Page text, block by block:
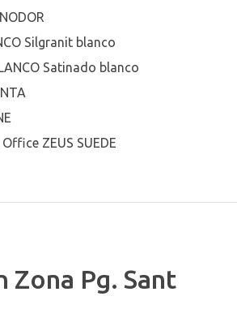
Silgranit blanco
Satinado blanco
ZEUS SUEDE
Zona Pg. Sant